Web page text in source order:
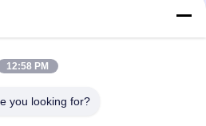
do ar
12:58 PM
you looking for?